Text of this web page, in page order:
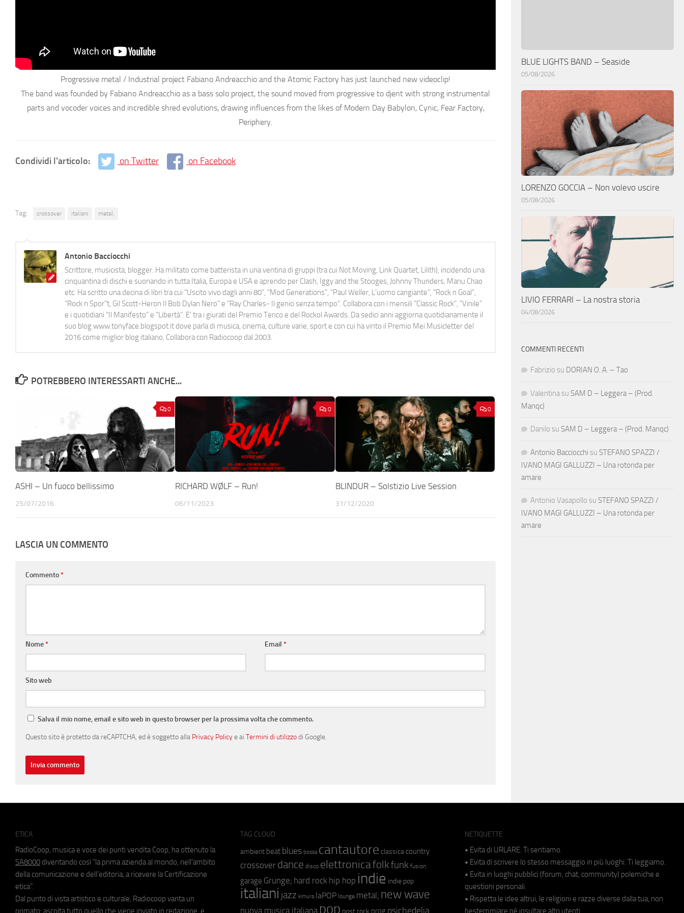
Progressive metal / Industrial project Fabiano Andreacchio and the Atomic Factory has just launched new videoclip!
The band was founded by Fabiano Andreacchio as a bass solo project, the sound moved from progressive to djent with strong instrumental
parts and vocoder voices and incredible shred evolutions, drawing influences from the likes of Modern Day Babylon, Cynic, Fear Factory,
Periphery.
Condividi l'articolo: on Twitter on Facebook
Tag: crossover italiani metal;
Antonio Bacciocchi
Scrittore, musicista, blogger. Ha militato come batterista in una ventina di gruppi (tra cui Not Moving, Link Quartet, Lilith), incidendo una
cinquantina di dischi e suonando in tutta Italia, Europa e USA e aprendo per Clash, Iggy and the Stooges, Johnny Thunders, Manu Chao
etc. Ha scritto una decina di libri tra cui "Uscito vivo dagli anni 80", "Mod Generations", "Paul Weller, L’uomo cangiante", "Rock n Goal",
"Rock n Spor"t, Gil Scott-Heron Il Bob Dylan Nero" e "Ray Charles- Il genio senza tempo". Collabora con i mensili “Classic Rock”, "Vinile"
e i quotidiani “Il Manifesto” e “Libertà”. E' tra i giurati del Premio Tenco e del Rockol Awards. Da sedici anni aggiorna quotidianamente il
suo blog www.tonyface.blogspot.it dove parla di musica, cinema, culture varie, sport e con cui ha vinto il Premio Mei Musicletter del
2016 come miglior blog italiano. Collabora con Radiocoop dal 2003.
POTREBBERO INTERESSARTI ANCHE...
0
ASHI – Un fuoco bellissimo
25/07/2016
0
RICHARD WØLF – Run!
06/11/2023
0
BLINDUR – Solstizio Live Session
31/12/2020
LASCIA UN COMMENTO
Commento*
Nome* Email*
Sito web
Salva il mio nome, email e sito web in questo browser per la prossima volta che commento.
Questo sito è protetto da reCAPTCHA, ed è soggetto alla Privacy Policye ai Termini di utilizzodi Google.
BLUE LIGHTS BAND – Seaside
05/08/2026
LORENZO GOCCIA – Non volevo uscire
05/08/2026
LIVIO FERRARI – La nostra storia
04/08/2026
COMMENTI RECENTI
Fabrizio su DORIAN O. A. – Tao
Valentina su SAM D – Leggera – (Prod.
Manqc)
Danilo su SAM D – Leggera – (Prod. Manqc)
Antonio Bacciocchi su STEFANO SPAZZI /
IVANO MAGI GALLUZZI – Una rotonda per
amare
Antonio Vasapollo su STEFANO SPAZZI /
IVANO MAGI GALLUZZI – Una rotonda per
amare
ETICA
RadioCoop, musica e voce dei punti vendita Coop, ha ottenuto la
SA8000 diventando così "la prima azienda al mondo, nell'ambito
della comunicazione e dell'editoria, a ricevere la Certificazione
etica".
Dal punto di vista artistico e culturale, Radiocoop vanta un
primato: ascolta tutto quello che viene inviato in redazione, e
TAG CLOUD
ambient beat blues bossa cantautore classica country
crossover dance disco elettronicafolkfunk fusion
garage Grunge; hard rock hip hop indie indie pop
italiani jazz kimura laPOP lounge metal; new wave
nuova musica italiana pop post rock prog psichedelia
NETIQUETTE
• Evita di URLARE. Ti sentiamo.
• Evita di scrivere lo stesso messaggio in più luoghi. Ti leggiamo.
• Evita in luoghi pubblici (forum, chat, community) polemiche e
questioni personali.
• Rispetta le idee altrui, le religioni e razze diverse dalla tua, non
bestemmiare né insultare altri utenti.